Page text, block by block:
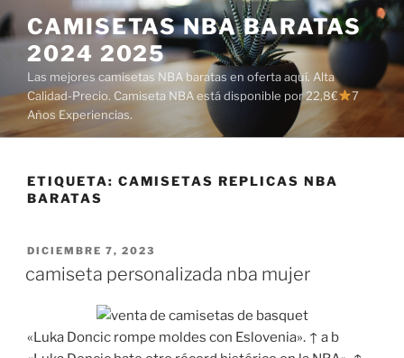
Saltar
al
contenido
CAMISETAS NBA BARATAS
2024 2025
Las mejores camisetas NBA baratas en oferta aquí. Alta
Calidad-Precio. Camiseta NBA está disponible por 22,8€
7
Años Experiencias.
ETIQUETA: CAMISETAS REPLICAS NBA
BARATAS
PUBLICADO
DICIEMBRE 7, 2023
camiseta personalizada nba mujer
«Luka Doncic rompe moldes con Eslovenia». ↑ a b